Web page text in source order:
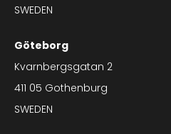
SWEDEN
Göteborg
Kvarnbergsgatan 2
411 05 Gothenburg
SWEDEN